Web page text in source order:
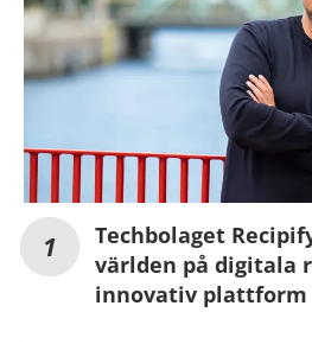
Techbolaget
världen på digitala
innovativ plattform